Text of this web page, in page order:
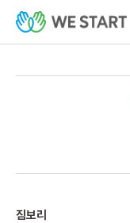
짐보리